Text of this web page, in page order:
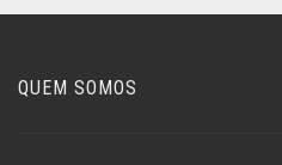
QUEM SOMOS